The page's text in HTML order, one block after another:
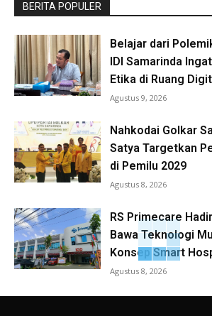
BERITA POPULER
Belajar dari
IDI Samarinda
Etika di Ruang
Agustus 9, 2026
Nahkodai Golkar
Satya Targetkan
di Pemilu 2029
Agustus 8, 2026
RS Primecare
Bawa Teknologi
Konsep Smart
Agustus 8, 2026